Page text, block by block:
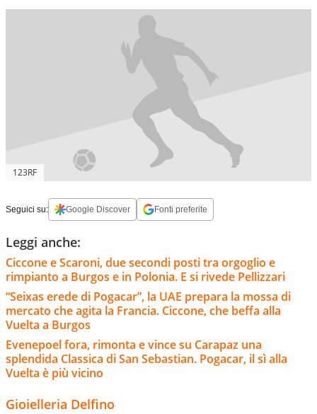
123RF
Seguici su: Google Discover Fonti preferite
Leggi anche:
Ciccone e Scaroni, due secondi posti tra orgoglio e
rimpianto a Burgos e in Polonia. E si rivede Pellizzari
“Seixas erede di Pogacar”, la UAE prepara la mossa di
mercato che agita la Francia. Ciccone, che beffa alla
Vuelta a Burgos
Evenepoel fora, rimonta e vince su Carapaz una
splendida Classica di San Sebastian. Pogacar, il sì alla
Vuelta è più vicino
Gioielleria Delfino